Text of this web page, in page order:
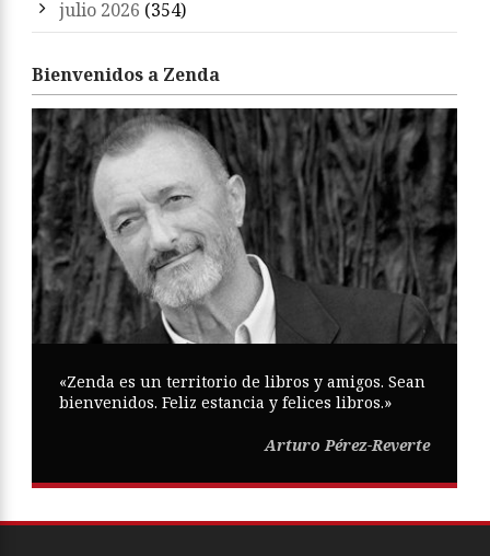
julio 2026 (354)
Bienvenidos a Zenda
«Zenda es un territorio de libros y amigos. Sean
bienvenidos. Feliz estancia y felices libros.»
Arturo Pérez-Reverte